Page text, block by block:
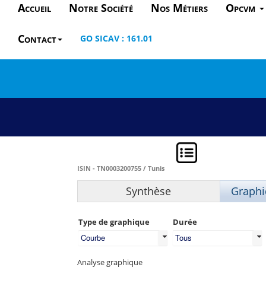
Accueil Notre Société Nos Métiers Opcvm
Contact GO SICAV : 161.01
ISIN - TN0003200755 / Tunis
Synthèse
Type de graphique
Courbe
Durée
Tous
Analyse graphique